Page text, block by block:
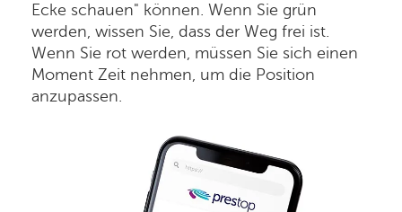
Ecke schauen" können. Wenn Sie grün
werden, wissen Sie, dass der Weg frei ist.
Wenn Sie rot werden, müssen Sie sich einen
Moment Zeit nehmen, um die Position
anzupassen.